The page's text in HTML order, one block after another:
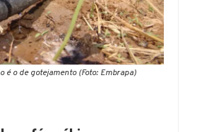
é o de gotejamento (Foto: Embrapa)